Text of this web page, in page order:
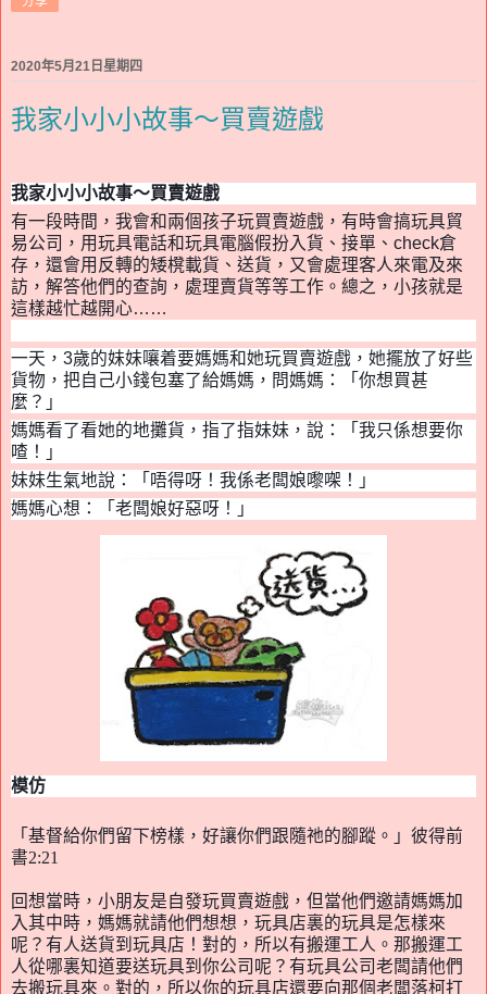
2020年5月21日星期四
我家小小小故事～買賣遊戲
我家小小小故事～買賣遊戲
有一段時間， 我會和兩個孩子玩買賣遊戲，有時會搞玩具貿
易公司，用玩具電話和玩具電腦假扮入貨、接單、 check倉
存， 還會用反轉的矮櫈載貨、送貨，又會處理客人來電及來
訪， 解答他們的查詢， 處理賣貨等等工作。 總之， 小孩就是
這樣越忙越開心……
一天， 3歲的妹妹嚷着要媽媽和她玩買賣遊戲，她擺放了好些
貨物，把自己小錢包塞了給媽媽，問媽媽：
「 你想買甚
麼？」
媽媽看了看她的地攤貨，指了指妹妹，說：
「 我只係想要你
喳 ！」
妹妹生氣地說：
「 唔得呀！我係老闆娘嚟㗎 ！」
媽媽心想：
「 老闆娘好惡呀！」
模仿
「基督給你們留下榜樣，好讓你們跟隨祂的腳蹤。」彼得前
書2:21
回想當時 ， 小朋友是自發玩買賣遊戲，但當他們邀請媽媽加
入其中時 ， 媽媽就請他們想想 ， 玩具店裏的玩具是怎樣來
呢 ？ 有人送貨到玩具店 ！ 對的，所以有搬運工人 。 那搬運工
人從哪裏知道要送玩具到你公司呢 ？ 有玩具公司老闆請他們
去搬玩具來。對的，所以你的玩具店還要向那個老闆落柯打